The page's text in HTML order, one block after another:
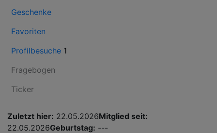
Geschenke
Favoriten
Profilbesuche 1
Fragebogen
Ticker
Zuletzt hier: 22.05.2026Mitglied seit:
22.05.2026Geburtstag: ---